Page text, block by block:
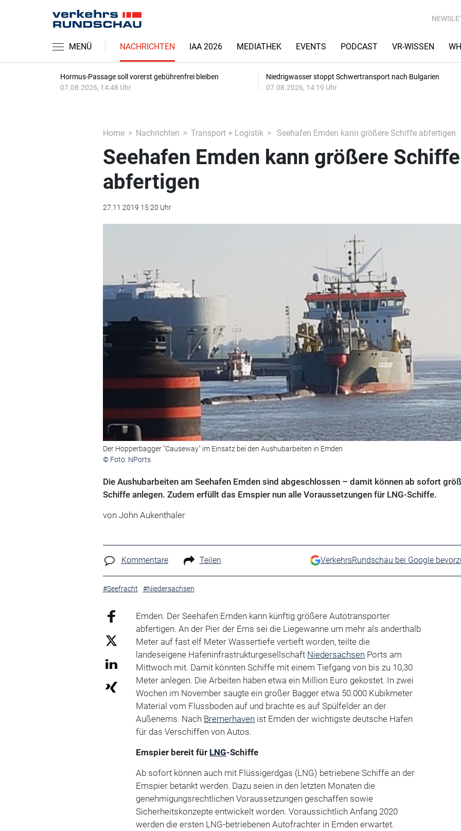
MENÜ NACHRICHTEN IAA 2026 MEDIATHEK EVENTS PODCAST VR-WISSEN
Hormus-Passage soll vorerst gebührenfrei bleiben
07.08.2026, 14:48 Uhr
Niedrigwasser stoppt Schwertransport nach Bulgarien
07.08.2026, 14:19 Uhr
Home Nachrichten Transport + Logistik Seehafen Emden kann größere Schiffe abfertigen
Seehafen Emden kann größere Schiffe
abfertigen
27.11.2019 15:20 Uhr
Der Hopperbagger "Causeway" im Einsatz bei den Aushubarbeiten in Emden
© Foto: NPorts
Die Aushubarbeiten am Seehafen Emden sind abgeschlossen – damit können ab sofort
Schiffe anlegen. Zudem erfüllt das Emspier nun alle Voraussetzungen für LNG-Schiffe.
von John Aukenthaler
Kommentare Teilen VerkehrsRundschau bei Google
#Seefracht #Niedersachsen
Emden. Der Seehafen Emden kann künftig größere Autotransporter
abfertigen. An der Pier der Ems sei die Liegewanne um mehr als anderthalb
Meter auf fast elf Meter Wassertiefe vertieft worden, teilte die
landeseigene Hafeninfrastrukturgesellschaft Niedersachsen Ports am
Mittwoch mit. Damit könnten Schiffe mit einem Tiefgang von bis zu 10,30
Meter anlegen. Die Arbeiten haben etwa ein Million Euro gekostet. In zwei
Wochen im November saugte ein großer Bagger etwa 50.000 Kubikmeter
Material vom Flussboden auf und brachte es auf Spülfelder an der
Außenems. Nach Bremerhaven ist Emden der wichtigste deutsche Hafen
für das Verschiffen von Autos.
Emspier bereit für LNG-Schiffe
Ab sofort können auch mit Flüssigerdgas (LNG) betriebene Schiffe an der
Emspier betankt werden. Dazu seien in den letzten Monaten die
genehmigungsrechtlichen Voraussetzungen geschaffen sowie
Sicherheitskonzepte entwickelt worden. Voraussichtlich Anfang 2020
werden die ersten LNG-betriebenen Autofrachter in Emden erwartet.